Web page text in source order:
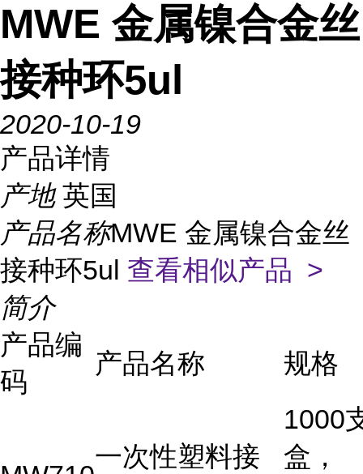
MWE 金属镍合金丝
接种环5ul
2020-10-19
产品详情
产地 英国
产品名称MWE 金属镍合金丝
接种环5ul 查看相似产品 >
简介
产品编
码
产品名称 规格
一次性塑料接
1000
盒，